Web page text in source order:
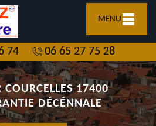
MENU
74 06 65 27 75 28
COURCELLES 17400
DÉCÉNNALE